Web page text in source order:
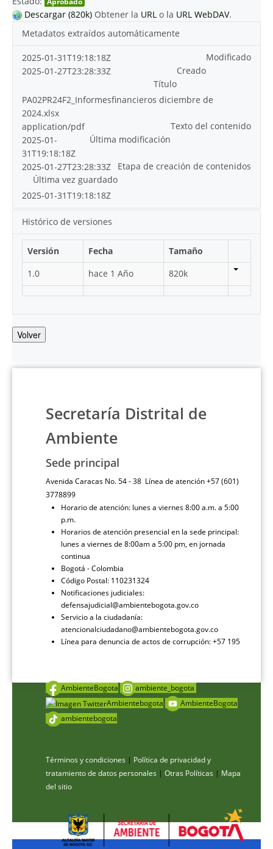
Descargar (820k) Obtener la URL o la URL WebDAV.
Metadatos extraídos automáticamente
Modificado
2025-01-31T19:18:18Z
Creado
2025-01-27T23:28:33Z
Título
PA02PR24F2_Informesfinancieros diciembre de
2024.xlsx
Texto del contenido
application/pdf
Última modificación
2025-01-
31T19:18:18Z
Etapa de creación de contenidos
2025-01-27T23:28:33Z
Última vez guardado
2025-01-31T19:18:18Z
Histórico de versiones
Versión Fecha
Tamaño
1.0
hace 1 Año 820k
Volver
Secretaría Distrital de
Ambiente
Sede principal
Avenida Caracas No. 54 - 38 Línea de atención +57 (601)
3778899
Horario de atención: lunes a viernes 8:00 a.m. a 5:00
p.m.
Horarios de atención presencial en la sede principal:
lunes a viernes de 8:00am a 5:00 pm, en jornada
continua
Bogotá - Colombia
Código Postal: 110231324
Notificaciones judiciales:
defensajudicial@ambientebogota.gov.co
Servicio a la ciudadanía:
atencionalciudadano@ambientebogota.gov.co
Línea para denuncia de actos de corrupción: +57 195
AmbienteBogota
ambiente_bogota
Ambientebogota
AmbienteBogota
ambientebogota
Términos y condiciones | Política de privacidad y
tratamiento de datos personales | Otras Políticas | Mapa
del sitio